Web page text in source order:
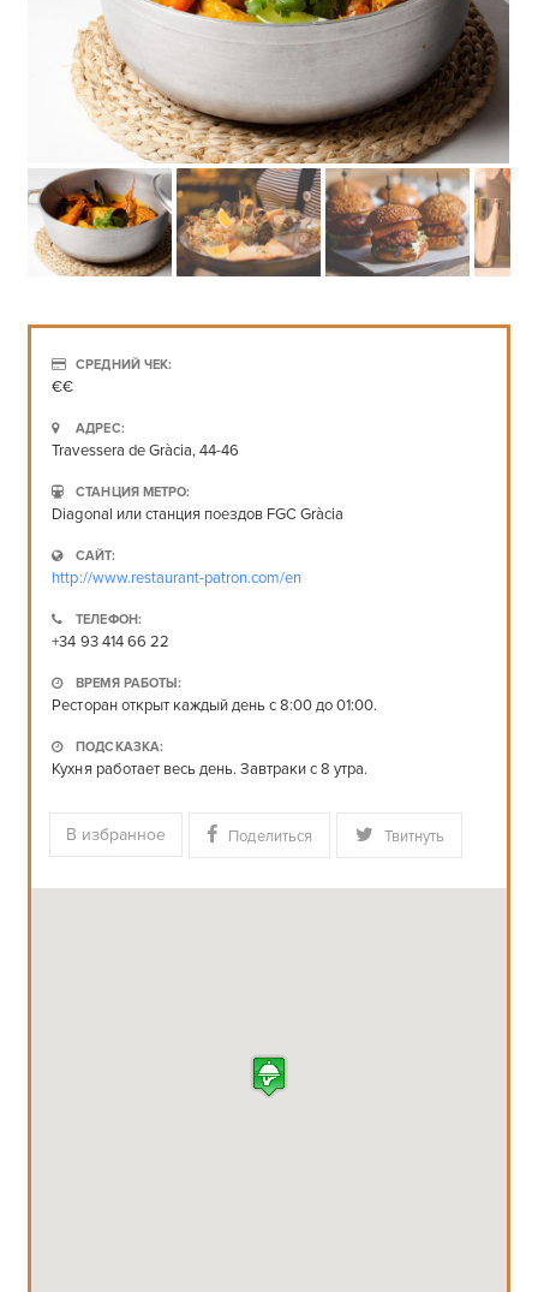
СРЕДНИЙ ЧЕК:
€€
АДРЕС:
Travessera de Gràcia, 44-46
СТАНЦИЯ МЕТРО:
Diagonal или станция поездов FGC Gràcia
САЙТ:
http://www.restaurant-patron.com/en
ТЕЛЕФОН:
+34 93 414 66 22
ВРЕМЯ РАБОТЫ:
Ресторан открыт каждый день с 8:00 до 01:00.
ПОДСКАЗКА:
Кухня работает весь день. Завтраки с 8 утра.
В избранное Поделиться Твитнуть